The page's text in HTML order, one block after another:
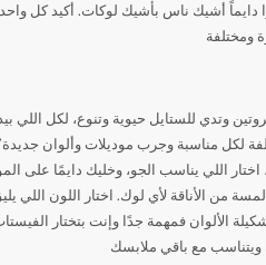
دايماً أشيك ناس بأشيك لوكات. أكيد كل واحد
وتدي للستايل حيوية وتنوع، لكل اللي
اللي يناسب الجو، وخليك دايمًا على
من الأناقة لأي لوك. اختار اللون اللي
الألوان فمهمة جدًا وإنت بتختار